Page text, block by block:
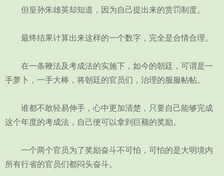
但皇孙朱雄英却知道，因为自己提出来的赏罚制度。
最终结果计算出来这样的一个数字，完全是合情合理。
在一条鞭法及考成法的实施下，如今的朝廷，可谓是一
手萝卜，一手大棒，将朝廷的官员们，治理的服服帖帖。
谁都不敢轻易伸手，心中更加清楚，只要自己能够完成
这个年度的考成法，自己便可以拿到巨额的奖励。
一个两个官员为了奖励奋斗不可怕，可怕的是大明境内
所有行省的官员们都闷头奋斗。